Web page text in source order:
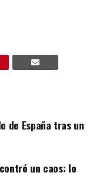
de España tras un
un caos: lo